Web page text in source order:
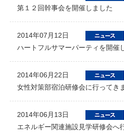
第１２回幹事会を開催しました
2014年07月12日
ハートフルサマーパーティを開催
2014年06月22日
女性対策部宿泊研修会に行ってき
2014年06月13日
エネルギー関連施設見学研修会へ